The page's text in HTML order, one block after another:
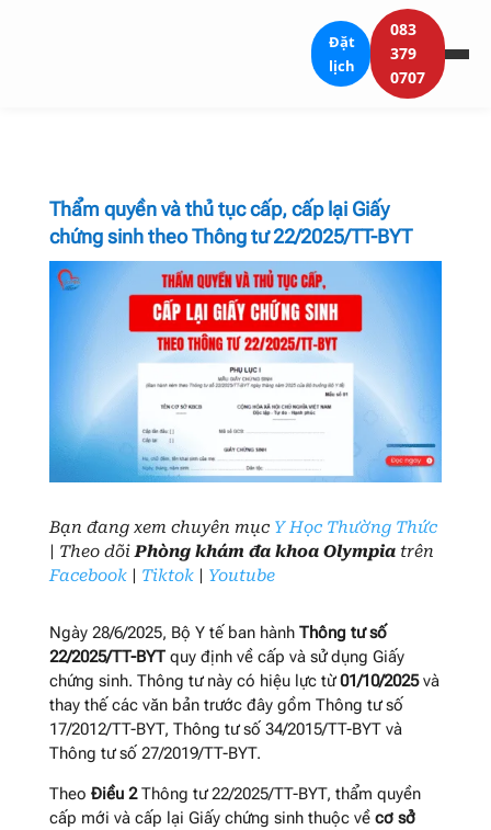
Đặt
lịch
083
379
0707
Thẩm quyền và thủ tục cấp, cấp lại Giấy
chứng sinh theo Thông tư 22/2025/TT-BYT
Bạn đang xem chuyên mục Y Học Thường Thức
| Theo dõi Phòng khám đa khoa Olympiatrên
Facebook| Tiktok| Youtube
Ngày 28/6/2025, Bộ Y tế ban hành Thông tư số
22/2025/TT-BYTquy định về cấp và sử dụng Giấy
chứng sinh. Thông tư này có hiệu lực từ01/10/2025và
thay thế các văn bản trước đây gồm Thông tư số
17/2012/TT-BYT, Thông tư số 34/2015/TT-BYT và
Thông tư số 27/2019/TT-BYT.
Theo Điều 2Thông tư 22/2025/TT-BYT, thẩm quyền
cấp mới và cấp lại Giấy chứng sinh thuộc về cơ sở